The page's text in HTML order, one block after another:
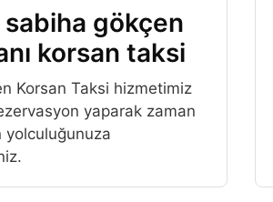
gökçen
korsan taksi
Korsan Taksi hizmetimiz
yaparak zaman